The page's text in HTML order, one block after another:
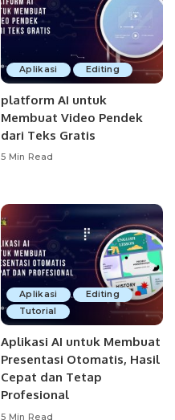
Aplikasi Editing
platform AI untuk
Membuat Video Pendek
dari Teks Gratis
5 Min Read
Aplikasi
Editing
Tutorial
Aplikasi AI untuk Membuat
Presentasi Otomatis, Hasil
Cepat dan Tetap
Profesional
5 Min Read